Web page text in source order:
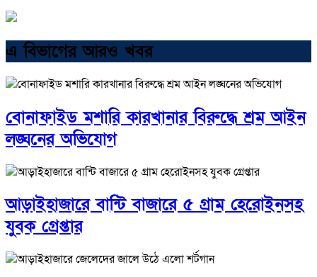
এ বিভাগের আরও খবর
বোনাফাইড মশারি কারখানার বিরুদ্ধে শ্রম আইন
লঙ্ঘনের অভিযোগ
আড়াইহাজারে বান্টি বাজারে ৫ গ্রাম হেরোইনসহ
যুবক গ্রেপ্তার